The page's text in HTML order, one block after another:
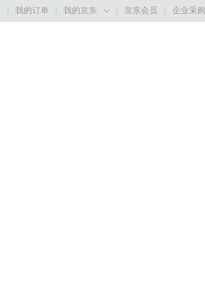
我的订单 我的京东  京东会员
企业采购